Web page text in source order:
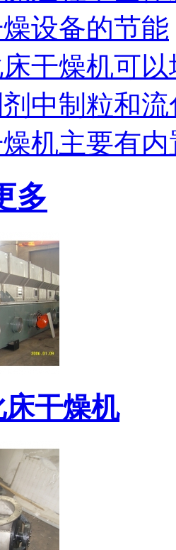
设备的节能
干燥机可
中制粒和
机主要有
多
干燥机